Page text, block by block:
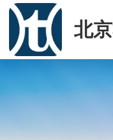
北
司